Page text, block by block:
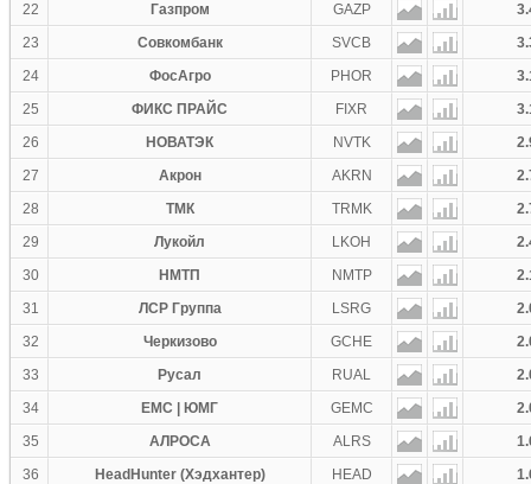
22
Газпром GAZP
23
Совкомбанк SVCB
24
ФосАгро PHOR
25
ФИКС ПРАЙС FIXR
26
НОВАТЭК NVTK
27
Акрон AKRN
28
ТМК TRMK
29
Лукойл LKOH
30
НМТП NMTP
31
ЛСР Группа LSRG
32
Черкизово GCHE
33
Русал RUAL
34
ЕМС | ЮМГ GEMC
35
АЛРОСА ALRS
36
HeadHunter (Хэдхантер) HEAD